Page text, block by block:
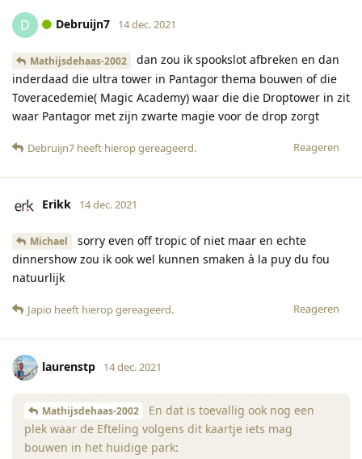
D Debruijn7 14 dec. 2021
Mathijsdehaas-2002
dan zou ik spookslot afbreken en dan
inderdaad die ultra tower in Pantagor thema bouwen of die
Toveracedemie( Magic Academy) waar die die Droptower in zit
waar Pantagor met zijn zwarte magie voor de drop zorgt
Reageren
Debruijn7 heeft hierop gereageerd.
Erikk 14 dec. 2021
Michael
sorry even off tropic of niet maar en echte
dinnershow zou ik ook wel kunnen smaken à la puy du fou
natuurlijk
Reageren
Japio heeft hierop gereageerd.
laurenstp 14 dec. 2021
Mathijsdehaas-2002
En dat is toevallig ook nog een
plek waar de Efteling volgens dit kaartje iets mag
bouwen in het huidige park: